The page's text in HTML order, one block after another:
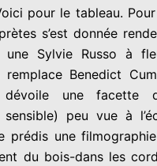
pour le tableau. Pour
s’est donnée
une Sylvie Russo à
Benedict
une facette
peu vue à
prédis une
du bois-dans les